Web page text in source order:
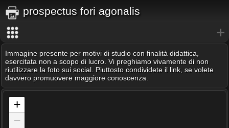
prospectus fori agonalis
Immagine presente per motivi di studio con finalità didattica,
esercitata non a scopo di lucro. Vi preghiamo vivamente di non
riutilizzare la foto sui social. Piuttosto condividete il link, se volete
davvero promuovere maggiore conoscenza.
+
−